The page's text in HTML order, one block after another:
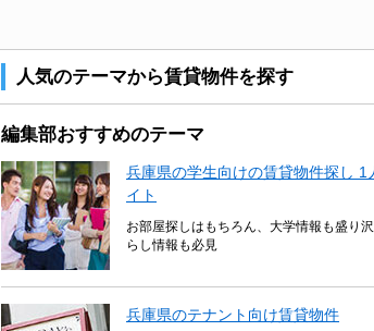
人気のテーマから賃貸物件を探す
編集部おすすめのテーマ
兵庫県の学生向けの賃貸物件探し 1
イト
お部屋探しはもちろん、大学情報も盛り
らし情報も必見
兵庫県のテナント向け賃貸物件